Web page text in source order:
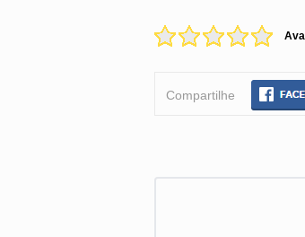
Compartilhe